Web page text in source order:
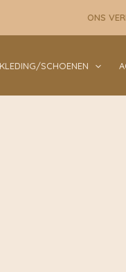
ONS
KLEDING/SCHOENEN